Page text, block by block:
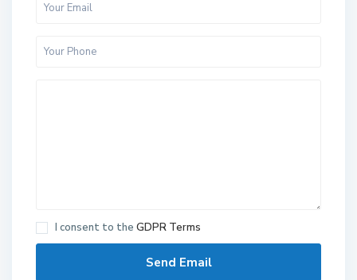
I consent to the GDPR Terms